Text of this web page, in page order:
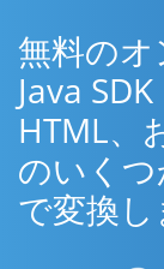
無料の
Java
HTML、
のいく
で変換し